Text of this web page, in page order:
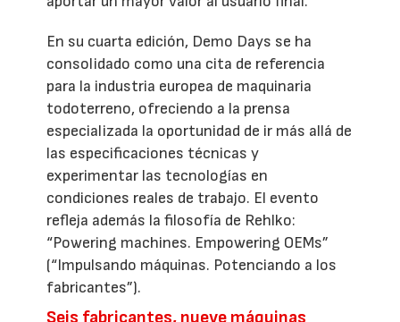
En su cuarta edición, Demo Days se ha
consolidado como una cita de referencia
para la industria europea de maquinaria
todoterreno, ofreciendo a la prensa
especializada la oportunidad de ir más allá de
las especificaciones técnicas y
experimentar las tecnologías en
condiciones reales de trabajo. El evento
refleja además la filosofía de Rehlko:
“Powering machines. Empowering OEMs”
(“Impulsando máquinas. Potenciando a los
fabricantes”).